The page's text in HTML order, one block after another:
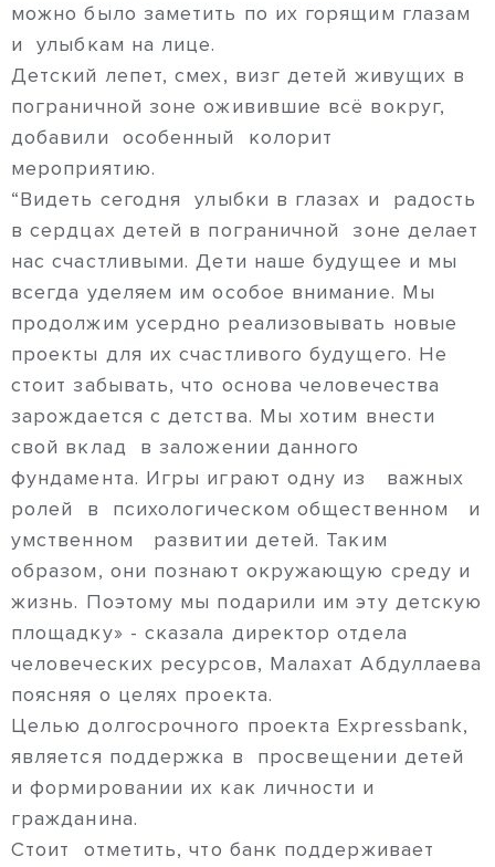
можно было заметить по их горящим глазам
и улыбкам на лице.
Детский лепет, смех, визг детей живущих в
пограничной зоне оживившие всё вокруг,
добавили особенный колорит
мероприятию.
“Видеть сегодня улыбки в глазах и радость
в сердцах детей в пограничной зоне делает
нас счастливыми. Дети наше будущее и мы
всегда уделяем им особое внимание. Мы
продолжим усердно реализовывать новые
проекты для их счастливого будущего. Не
стоит забывать, что основа человечества
зарождается с детства. Мы хотим внести
свой вклад в заложении данного
фундамента. Игры играют одну из важных
ролей в психологическом общественном и
умственном развитии детей. Таким
образом, они познают окружающую среду и
жизнь. Поэтому мы подарили им эту детскую
площадку» - сказала директор отдела
человеческих ресурсов, Малахат Абдуллаева
поясняя о целях проекта.
Целью долгосрочного проекта Expressbank,
является поддержка в просвещении детей
и формировании их как личности и
гражданина.
Стоит отметить, что банк поддерживает